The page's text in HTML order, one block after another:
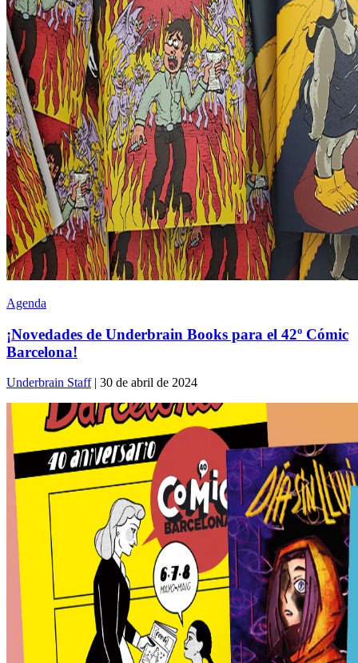
Agenda
¡Novedades de Underbrain Books para el 42º Cómic
Barcelona!
Underbrain Staff| 30 de abril de 2024